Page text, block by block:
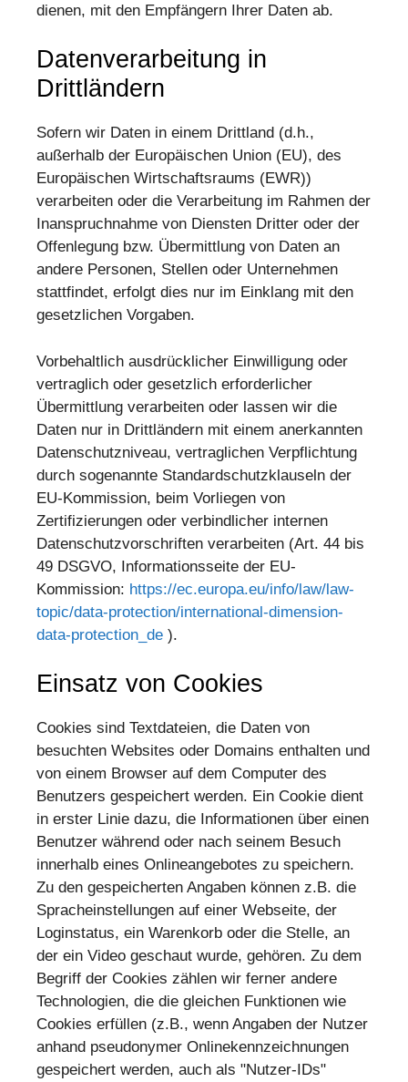
dienen, mit den Empfängern Ihrer Daten ab.
Datenverarbeitung in
Drittländern
Sofern wir Daten in einem Drittland (d.h.,
außerhalb der Europäischen Union (EU), des
Europäischen Wirtschaftsraums (EWR))
verarbeiten oder die Verarbeitung im Rahmen der
Inanspruchnahme von Diensten Dritter oder der
Offenlegung bzw. Übermittlung von Daten an
andere Personen, Stellen oder Unternehmen
stattfindet, erfolgt dies nur im Einklang mit den
gesetzlichen Vorgaben.
Vorbehaltlich ausdrücklicher Einwilligung oder
vertraglich oder gesetzlich erforderlicher
Übermittlung verarbeiten oder lassen wir die
Daten nur in Drittländern mit einem anerkannten
Datenschutzniveau, vertraglichen Verpflichtung
durch sogenannte Standardschutzklauseln der
EU-Kommission, beim Vorliegen von
Zertifizierungen oder verbindlicher internen
Datenschutzvorschriften verarbeiten (Art. 44 bis
49 DSGVO, Informationsseite der EU-
Kommission: https://ec.europa.eu/info/law/law-
topic/data-protection/international-dimension-
data-protection_de ).
Einsatz von Cookies
Cookies sind Textdateien, die Daten von
besuchten Websites oder Domains enthalten und
von einem Browser auf dem Computer des
Benutzers gespeichert werden. Ein Cookie dient
in erster Linie dazu, die Informationen über einen
Benutzer während oder nach seinem Besuch
innerhalb eines Onlineangebotes zu speichern.
Zu den gespeicherten Angaben können z.B. die
Spracheinstellungen auf einer Webseite, der
Loginstatus, ein Warenkorb oder die Stelle, an
der ein Video geschaut wurde, gehören. Zu dem
Begriff der Cookies zählen wir ferner andere
Technologien, die die gleichen Funktionen wie
Cookies erfüllen (z.B., wenn Angaben der Nutzer
anhand pseudonymer Onlinekennzeichnungen
gespeichert werden, auch als "Nutzer-IDs"